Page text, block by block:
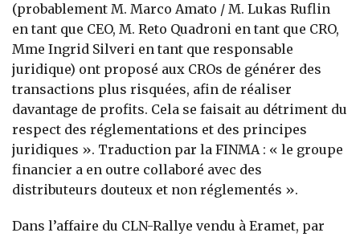
(probablement M. Marco Amato / M. Lukas Ruflin
en tant que CEO, M. Reto Quadroni en tant que CRO,
Mme Ingrid Silveri en tant que responsable
juridique) ont proposé aux CROs de générer des
transactions plus risquées, afin de réaliser
davantage de profits. Cela se faisait au détriment du
respect des réglementations et des principes
juridiques ». Traduction par la FINMA : « le groupe
financier a en outre collaboré avec des
distributeurs douteux et non réglementés ».
Dans l’affaire du CLN-Rallye vendu à Eramet, par